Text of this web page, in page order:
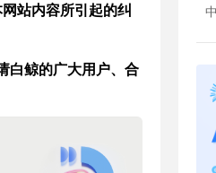
站内容所引起的纠
白鲸的广大用户、合